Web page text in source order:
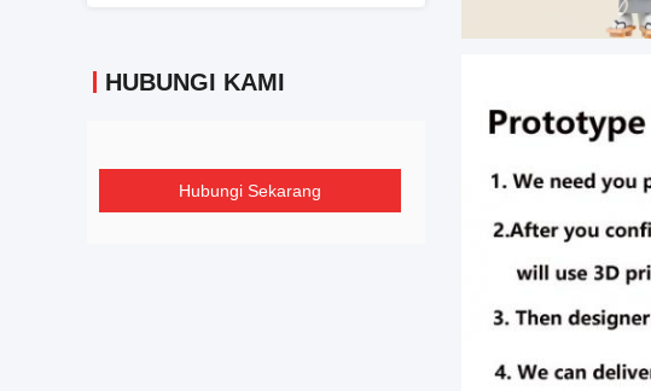
HUBUNGI KAMI
Hubungi Sekarang